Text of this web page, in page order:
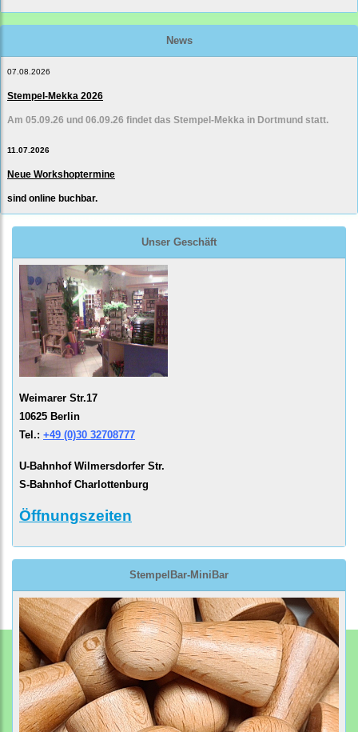
News
07.08.2026
Stempel-Mekka 2026
Am 05.09.26 und 06.09.26 findet das Stempel-Mekka in Dortmund statt.
11.07.2026
Neue Workshoptermine
sind online buchbar.
Unser Geschäft
Weimarer Str.17
10625 Berlin
Tel.: +49 (0)30 32708777
U-Bahnhof Wilmersdorfer Str.
S-Bahnhof Charlottenburg
Öffnungszeiten
StempelBar-MiniBar